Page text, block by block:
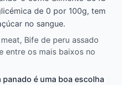
de 0 por 100g, tem
no sangue.
Bife de peru assado
entre os mais baixos no
é uma boa escolha